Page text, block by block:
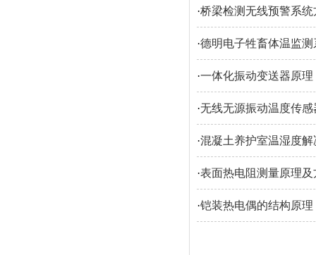
·桥梁检测无线预警系统
·德明电子牲畜体温监测
·一体化振动变送器原理
·无线无源振动温度传
·混凝土养护室温湿度解
·表面热电阻测量原理及
·铠装热电偶的结构原理